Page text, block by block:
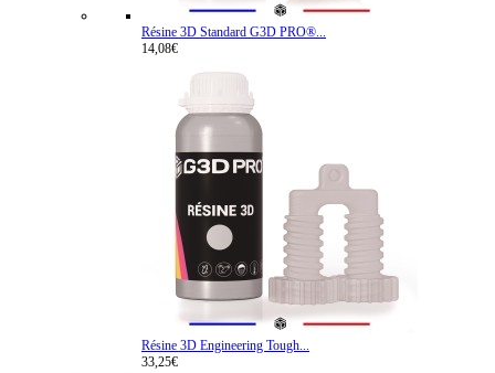
Résine 3D Standard G3D PRO®...
14,08€
Résine 3D Engineering Tough...
33,25€